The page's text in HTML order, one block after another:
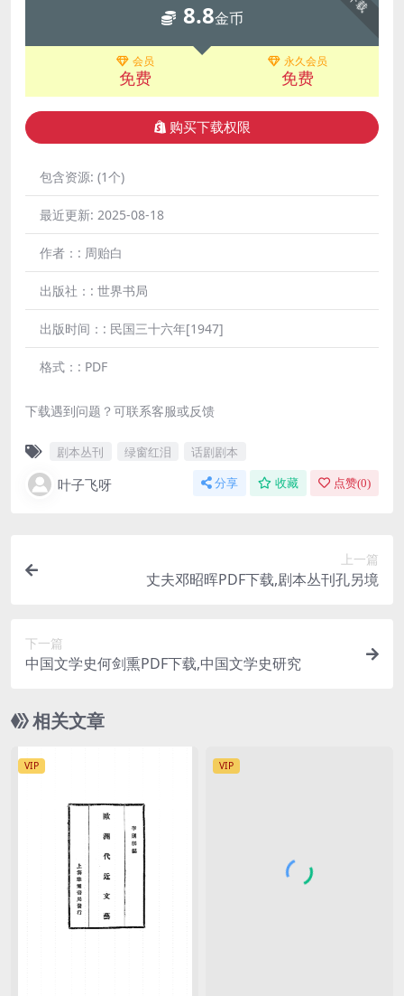
8.8金币
会员
免费
永久会员
免费
购买下载权限
包含资源: (1个)
最近更新: 2025-08-18
作者：: 周贻白
出版社：: 世界书局
出版时间：: 民国三十六年[1947]
格式：: PDF
下载遇到问题？可联系客服或反馈
剧本丛刊 绿窗红泪 话剧剧本
叶子飞呀 分享 收藏 点赞(0)
上一篇
丈夫邓昭晖PDF下载,剧本丛刊孔另境
下一篇
中国文学史何剑熏PDF下载,中国文学史研究
相关文章
VIP VIP